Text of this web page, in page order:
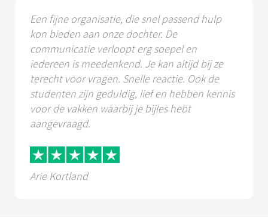
Een fijne organisatie, die snel passend hulp
kon bieden aan onze dochter. De
communicatie verloopt erg soepel en
iedereen is meedenkend. Je kan altijd bij ze
terecht voor vragen. Snelle reactie. Ook de
studenten zijn geduldig, lief en hebben kennis
voor de vakken waarbij je bijles hebt
aangevraagd.
Arie Kortland